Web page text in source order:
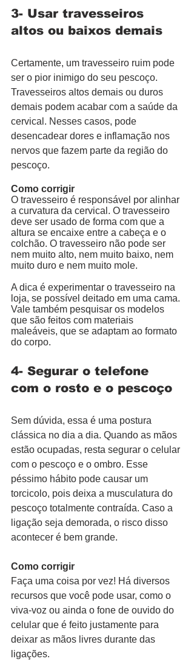
3- Usar travesseiros
altos ou baixos demais
Certamente, um travesseiro ruim pode
ser o pior inimigo do seu pescoço.
Travesseiros altos demais ou duros
demais podem acabar com a saúde da
cervical. Nesses casos, pode
desencadear dores e inflamação nos
nervos que fazem parte da região do
pescoço.
Como corrigir
O travesseiro é responsável por alinhar
a curvatura da cervical. O travesseiro
deve ser usado de forma com que a
altura se encaixe entre a cabeça e o
colchão. O travesseiro não pode ser
nem muito alto, nem muito baixo, nem
muito duro e nem muito mole.
A dica é experimentar o travesseiro na
loja, se possível deitado em uma cama.
Vale também pesquisar os modelos
que são feitos com materiais
maleáveis, que se adaptam ao formato
do corpo.
4- Segurar o telefone
com o rosto e o pescoço
Sem dúvida, essa é uma postura
clássica no dia a dia. Quando as mãos
estão ocupadas, resta segurar o celular
com o pescoço e o ombro. Esse
péssimo hábito pode causar um
torcicolo, pois deixa a musculatura do
pescoço totalmente contraída. Caso a
ligação seja demorada, o risco disso
acontecer é bem grande.
Como corrigir
Faça uma coisa por vez! Há diversos
recursos que você pode usar, como o
viva-voz ou ainda o fone de ouvido do
celular que é feito justamente para
deixar as mãos livres durante das
ligações.